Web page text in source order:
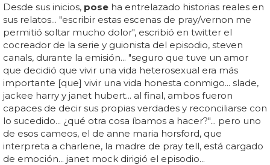
Desde sus inicios, pose ha entrelazado historias reales en
sus relatos... "escribir estas escenas de pray/vernon me
permitió soltar mucho dolor", escribió en twitter el
cocreador de la serie y guionista del episodio, steven
canals, durante la emisión... "seguro que tuve un amor
que decidió que vivir una vida heterosexual era más
importante [que] vivir una vida honesta conmigo... slade,
jackee harry y janet hubert... al final, ambos fueron
capaces de decir sus propias verdades y reconciliarse con
lo sucedido... ¿qué otra cosa íbamos a hacer?"... pero uno
de esos cameos, el de anne maria horsford, que
interpreta a charlene, la madre de pray tell, está cargado
de emoción... janet mock dirigió el episodio...